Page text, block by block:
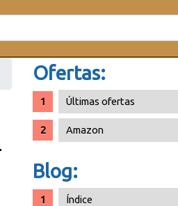
Ofertas:
Últimas ofertas
Amazon
Blog:
Índice